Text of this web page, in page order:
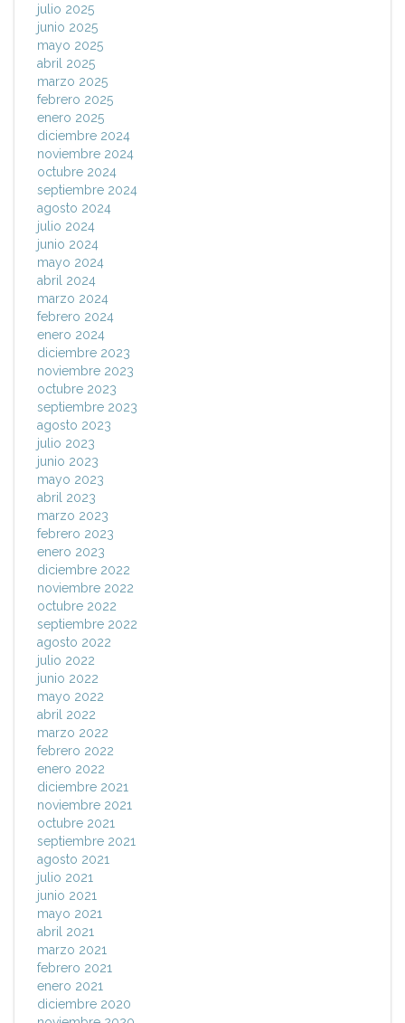
julio 2025
junio 2025
mayo 2025
abril 2025
marzo 2025
febrero 2025
enero 2025
diciembre 2024
noviembre 2024
octubre 2024
septiembre 2024
agosto 2024
julio 2024
junio 2024
mayo 2024
abril 2024
marzo 2024
febrero 2024
enero 2024
diciembre 2023
noviembre 2023
octubre 2023
septiembre 2023
agosto 2023
julio 2023
junio 2023
mayo 2023
abril 2023
marzo 2023
febrero 2023
enero 2023
diciembre 2022
noviembre 2022
octubre 2022
septiembre 2022
agosto 2022
julio 2022
junio 2022
mayo 2022
abril 2022
marzo 2022
febrero 2022
enero 2022
diciembre 2021
noviembre 2021
octubre 2021
septiembre 2021
agosto 2021
julio 2021
junio 2021
mayo 2021
abril 2021
marzo 2021
febrero 2021
enero 2021
diciembre 2020